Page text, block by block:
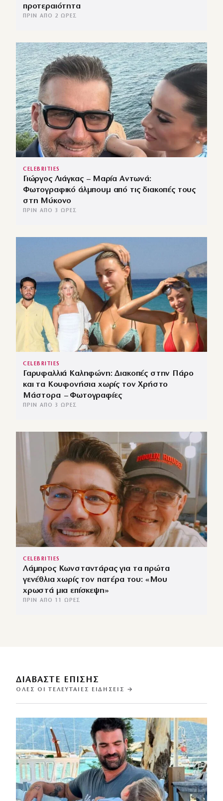
προτεραιότητα
ΠΡΙΝ ΑΠΌ 2 ΏΡΕΣ
CELEBRITIES
Γιώργος Λιάγκας – Μαρία Αντωνά:
Φωτογραφικό άλμπουμ από τις διακοπές τους
στη Μύκονο
ΠΡΙΝ ΑΠΌ 3 ΏΡΕΣ
CELEBRITIES
Γαρυφαλλιά Καληφώνη: Διακοπές στην Πάρο
και τα Κουφονήσια χωρίς τον Χρήστο
Μάστορα – Φωτογραφίες
ΠΡΙΝ ΑΠΌ 3 ΏΡΕΣ
CELEBRITIES
Λάμπρος Κωνσταντάρας για τα πρώτα
γενέθλια χωρίς τον πατέρα του: «Μου
χρωστά μια επίσκεψη»
ΠΡΙΝ ΑΠΌ 11 ΏΡΕΣ
ΔΙΑΒΑΣΤΕ ΕΠΙΣΗΣ
ΌΛΕΣ ΟΙ ΤΕΛΕΥΤΑΊΕΣ ΕΙΔΉΣΕΙΣ →